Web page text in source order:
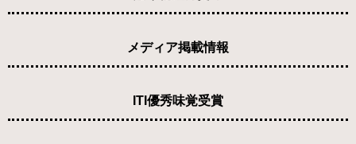
メディア掲載情報
ITI優秀味覚受賞